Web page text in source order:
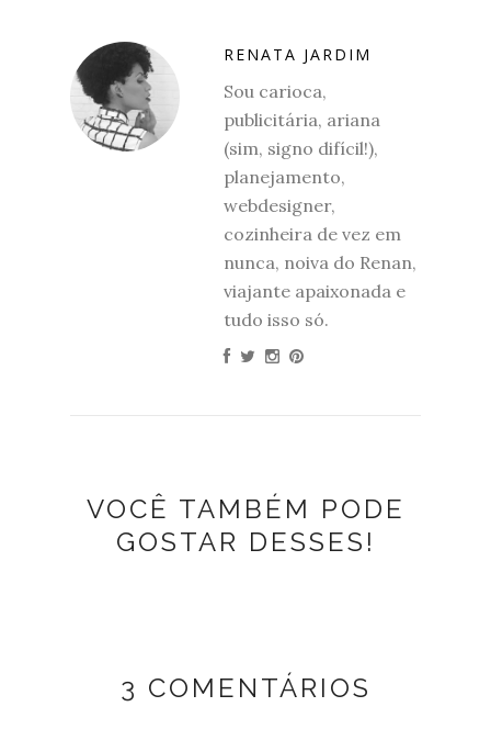
RENATA JARDIM
Sou carioca,
publicitária, ariana
(sim, signo difícil!),
planejamento,
webdesigner,
cozinheira de vez em
nunca, noiva do Renan,
viajante apaixonada e
tudo isso só.
VOCÊ TAMBÉM PODE
GOSTAR DESSES!
3 COMENTÁRIOS